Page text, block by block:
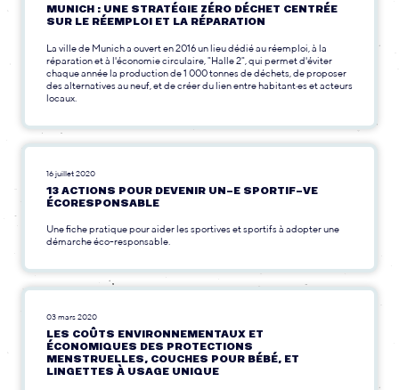
MUNICH : UNE STRATÉGIE ZÉRO DÉCHET CENTRÉE
SUR LE RÉEMPLOI ET LA RÉPARATION
La ville de Munich a ouvert en 2016 un lieu dédié au réemploi, à la
réparation et à l'économie circulaire, "Halle 2", qui permet d'éviter
chaque année la production de 1 000 tonnes de déchets, de proposer
des alternatives au neuf, et de créer du lien entre habitant·es et acteurs
locaux.
16 juillet 2020
13 ACTIONS POUR DEVENIR UN-E SPORTIF-VE
ÉCORESPONSABLE
Une fiche pratique pour aider les sportives et sportifs à adopter une
démarche éco-responsable.
03 mars 2020
LES COÛTS ENVIRONNEMENTAUX ET
ÉCONOMIQUES DES PROTECTIONS
MENSTRUELLES, COUCHES POUR BÉBÉ, ET
LINGETTES À USAGE UNIQUE